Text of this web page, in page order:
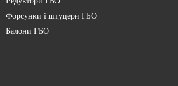
Форсунки і штуцери ГБО
Балони ГБО